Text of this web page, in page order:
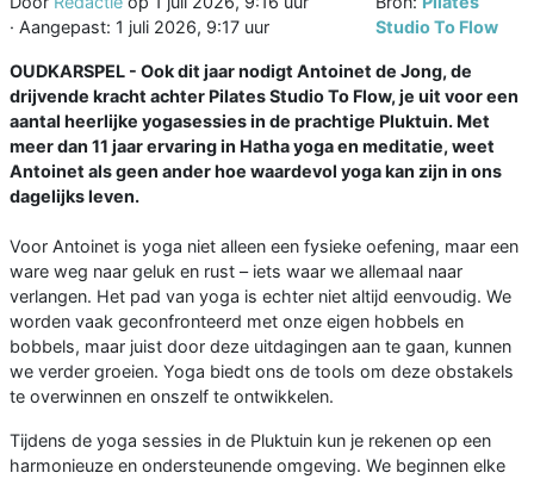
· Aangepast: 1 juli 2026, 9:17 uur
Studio To Flow
OUDKARSPEL - Ook dit jaar nodigt Antoinet de Jong, de
drijvende kracht achter Pilates Studio To Flow, je uit voor een
aantal heerlijke yogasessies in de prachtige Pluktuin. Met
meer dan 11 jaar ervaring in Hatha yoga en meditatie, weet
Antoinet als geen ander hoe waardevol yoga kan zijn in ons
dagelijks leven.
Voor Antoinet is yoga niet alleen een fysieke oefening, maar een
ware weg naar geluk en rust – iets waar we allemaal naar
verlangen. Het pad van yoga is echter niet altijd eenvoudig. We
worden vaak geconfronteerd met onze eigen hobbels en
bobbels, maar juist door deze uitdagingen aan te gaan, kunnen
we verder groeien. Yoga biedt ons de tools om deze obstakels
te overwinnen en onszelf te ontwikkelen.
Tijdens de yoga sessies in de Pluktuin kun je rekenen op een
harmonieuze en ondersteunende omgeving. We beginnen elke